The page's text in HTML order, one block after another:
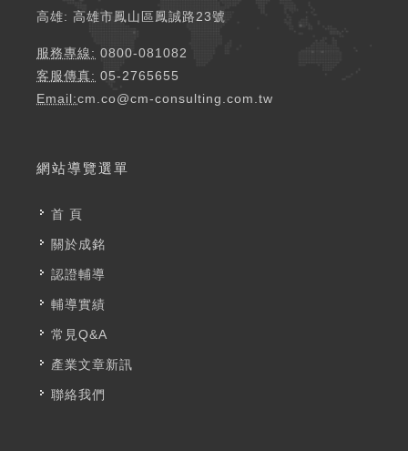
高雄: 高雄市鳳山區鳳誠路23號 ​​
服務專線: 0800-081082
客服傳真: 05-2765655
Email:cm.co@cm-consulting.com.tw
網站導覽選單
首 頁
關於成銘
認證輔導
輔導實績
常見Q&A
產業文章新訊
聯絡我們